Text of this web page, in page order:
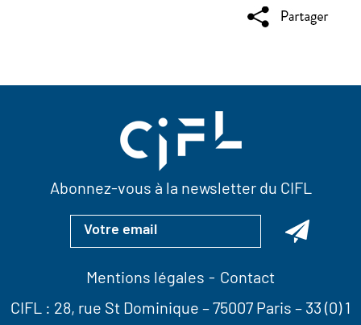
Abonnez-vous à la newsletter du CIFL
Mentions légales
Contact
CIFL : 28, rue St Dominique – 75007 Paris – 33 (0) 1